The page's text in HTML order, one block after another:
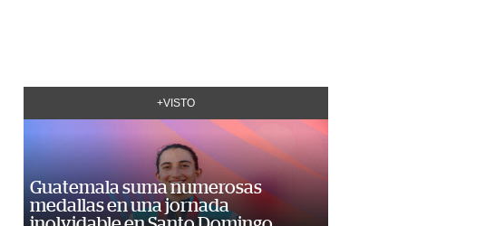
+VISTO
Guatemala suma numerosas
medallas en una jornada